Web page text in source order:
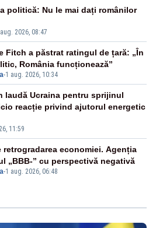
2026, 08:47
politică: Nu le mai dați românilor
-1 aug. 2026, 10:34
Fitch a păstrat ratingul de țară: „În
România funcționează”
11:59
laudă Ucraina pentru sprijinul
reacție privind ajutorul energetic
-1 aug. 2026, 06:48
retrogradarea economiei. Agenția
„BBB-” cu perspectivă negativă